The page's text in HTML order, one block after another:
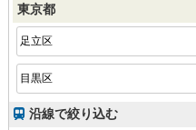
東京都
足立区
目黒区
沿線で絞り込む